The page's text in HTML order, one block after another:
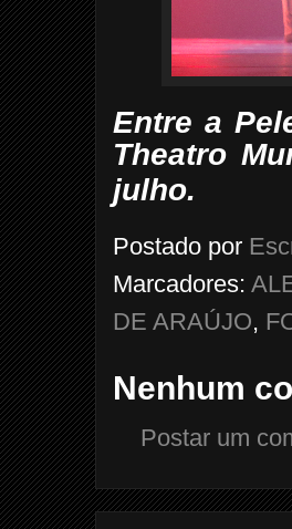
Entre a
Theatro
julho.
Postado por
Marcadores:
DE ARAÚJO,
Nenhum
Postar um